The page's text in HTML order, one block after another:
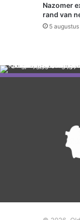
i
e
t
o
Nazomer
rand van
5